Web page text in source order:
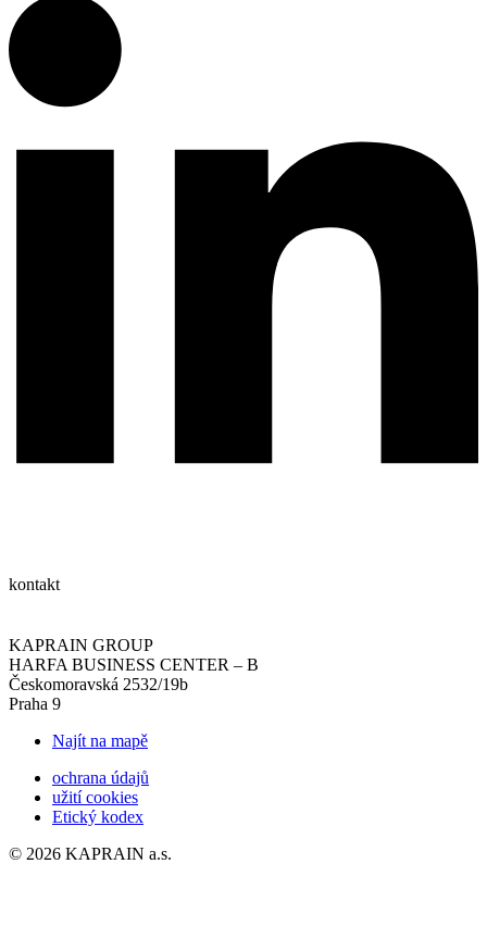
kontakt
KAPRAIN GROUP
HARFA BUSINESS CENTER – B
Českomoravská 2532/19b
Praha 9
Najít na mapě
ochrana údajů
užití cookies
Etický kodex
© 2026 KAPRAIN a.s.